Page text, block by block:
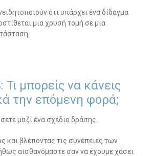
ότι υπάρχει ένα δίδαγμα
μια χρυσή τομή σε μια
μπορείς να κάνεις
την επόμενη φορά;
μαζί ένα σχέδιο δράσης.
και βλέποντας τις συνέπειες των
αισθανόμαστε σαν να έχουμε χάσει